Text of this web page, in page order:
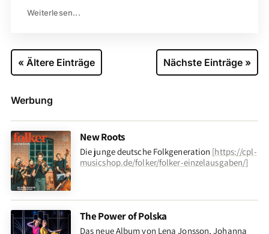
Weiterlesen...
« Ältere Einträge Nächste Einträge »
Werbung
New Roots
Die junge deutsche Folkgeneration [https://cpl-
musicshop.de/folker/folker-einzelausgaben/]
The Power of Polska
Das neue Album von Lena Jonsson, Johanna